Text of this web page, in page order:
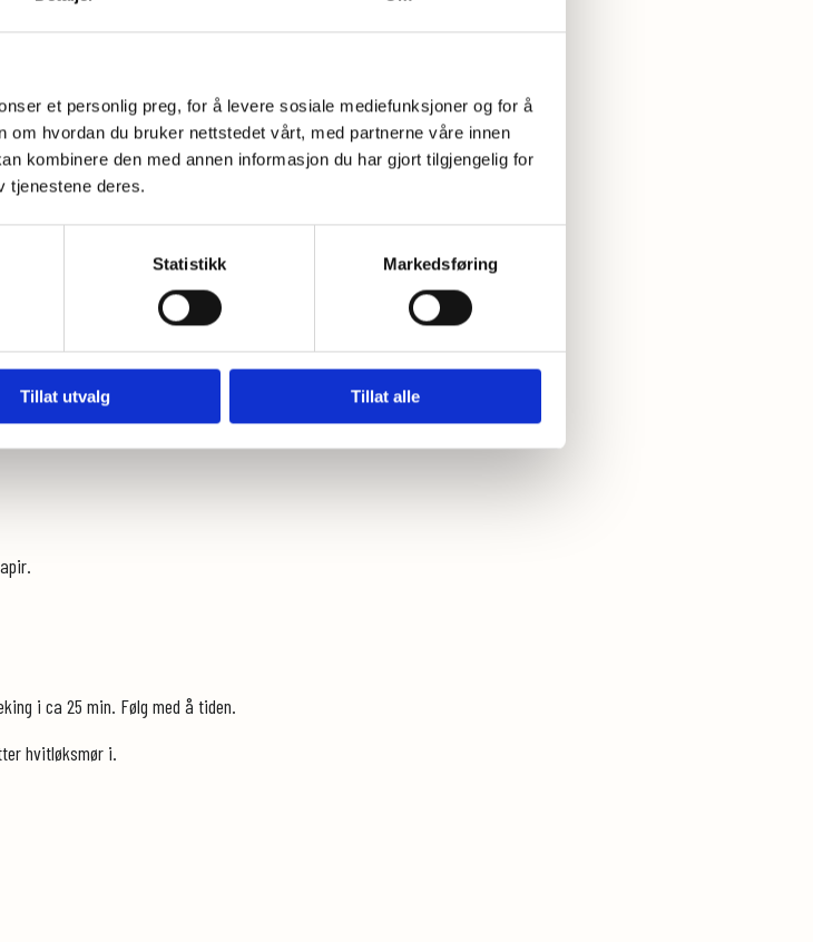
et personlig preg, for å levere sosiale mediefunksjoner og for å
hvordan du bruker nettstedet vårt, med partnerne våre innen
kombinere den med annen informasjon du har gjort tilgjengelig for
tjenestene deres.
Statistikk Markedsføring
Tillat utvalg Tillat alle
bakematte eller direkte på kjøkkenbenken.
deigskrape for å få med deg hele deigen.
i ca 25 min. Følg med å tiden.
hvitløksmør i.